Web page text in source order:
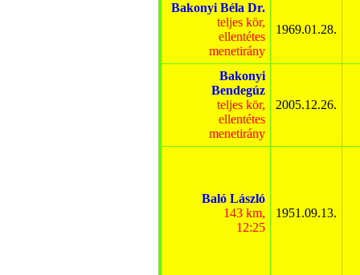
Bakonyi Béla Dr.
teljes kör,
ellentétes
menetirány
1969.01.28.
Bakonyi
Bendegúz
teljes kör,
ellentétes
menetirány
2005.12.26.
Baló László
143 km,
12:25
1951.09.13.